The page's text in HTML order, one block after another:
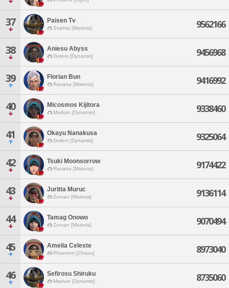
37 Paisen Tv
Sophia [Materia] 9562166
38 Aniesu Abyss
Golem [Dynamis] 9456968
39 Florian Bun
Ravana [Materia] 9416992
40 Micosmos Kijitora
Maduin [Dynamis] 9338460
41 Okayu Nanakusa
Golem [Dynamis] 9325064
42 Tsuki Moonsorrow
Ravana [Materia] 9174422
43 Juritta Muruc
Zurvan [Materia] 9136114
44 Tamag Onowo
Zurvan [Materia] 9070494
45 Amelia Celeste
Phantom [Chaos] 8973040
46 Sefirosu Shiruku
Maduin [Dynamis] 8735060